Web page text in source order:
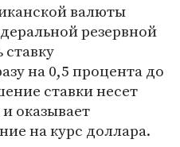
валюты
резервной
на 0,5 процента до
ставки несет
оказывает
на курс доллара.